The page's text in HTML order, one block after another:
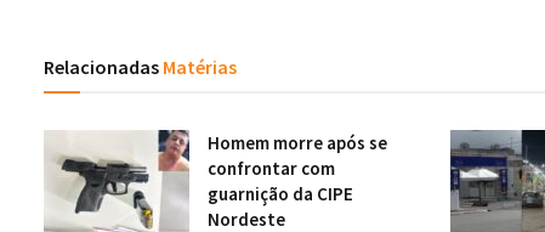
Relacionadas Matérias
Homem morre após se
confrontar com
guarnição da CIPE
Nordeste